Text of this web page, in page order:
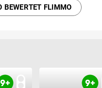
BEWERTET FLIMMO